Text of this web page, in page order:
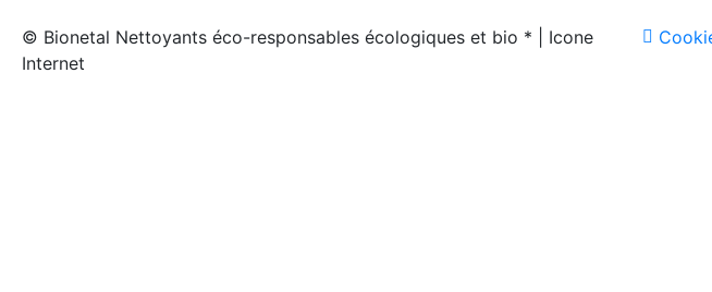
© Bionetal Nettoyants éco-responsables écologiques et bio * | Icone
Internet